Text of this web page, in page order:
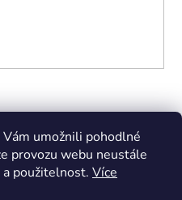
Vám umožnili pohodlné
provozu webu neustále
použitelnost. Více